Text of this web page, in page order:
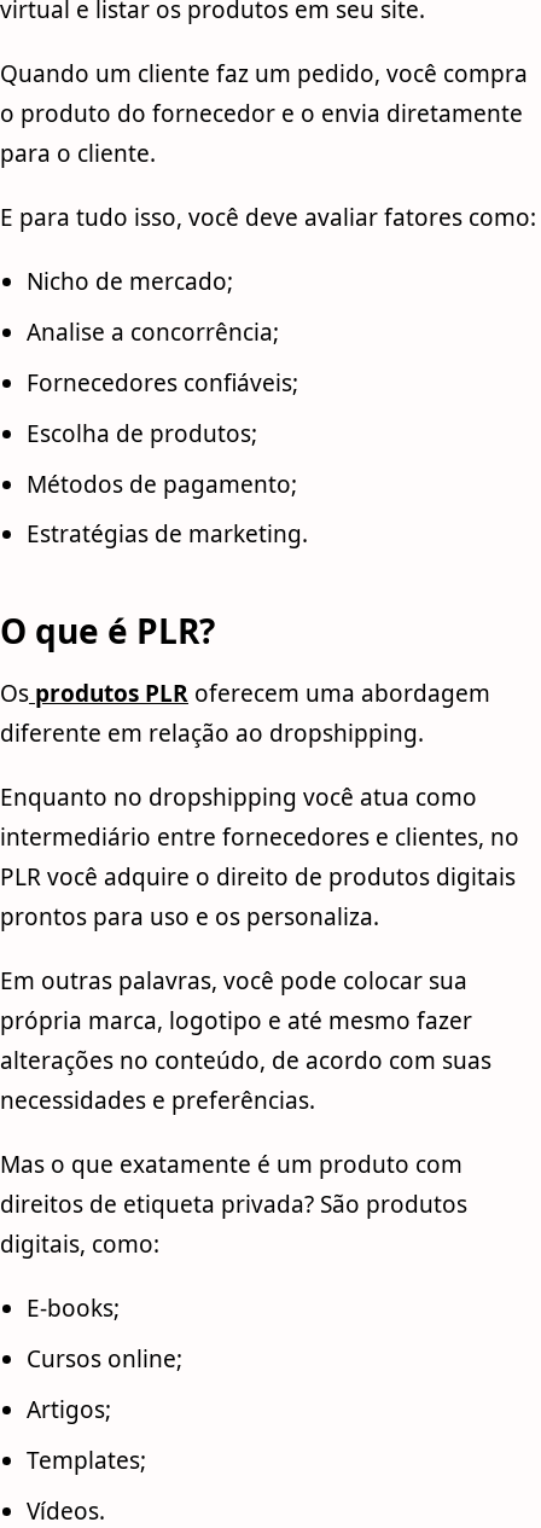
virtual e listar os produtos em seu site.
Quando um cliente faz um pedido, você compra
o produto do fornecedor e o envia diretamente
para o cliente.
E para tudo isso, você deve avaliar fatores como:
Nicho de mercado;
Analise a concorrência;
Fornecedores confiáveis;
Escolha de produtos;
Métodos de pagamento;
Estratégias de marketing.
O que é PLR?
Os produtos PLR oferecem uma abordagem
diferente em relação ao dropshipping.
Enquanto no dropshipping você atua como
intermediário entre fornecedores e clientes, no
PLR você adquire o direito de produtos digitais
prontos para uso e os personaliza.
Em outras palavras, você pode colocar sua
própria marca, logotipo e até mesmo fazer
alterações no conteúdo, de acordo com suas
necessidades e preferências.
Mas o que exatamente é um produto com
direitos de etiqueta privada? São produtos
digitais, como:
E-books;
Cursos online;
Artigos;
Templates;
Vídeos.